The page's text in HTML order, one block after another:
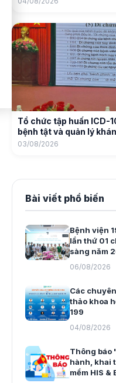
Tổ chức tập huấn ICD-
bệnh tật và quản lý
03/08/2026
Bài viết phổ biến
Bệnh viện
lần thứ 01
sàng năm
06/08/2026
Các
thảo khoa
199
04/08/2026
Thông báo
hành, khai
mềm HIS &